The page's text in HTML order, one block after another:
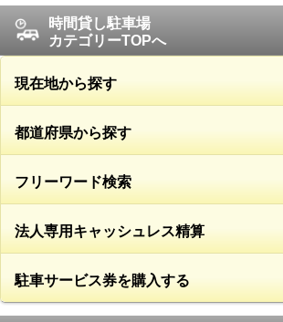
時間貸し駐車場
カテゴリーTOPへ
現在地から探す
都道府県から探す
フリーワード検索
法人専用キャッシュレス精算
駐車サービス券を購入する